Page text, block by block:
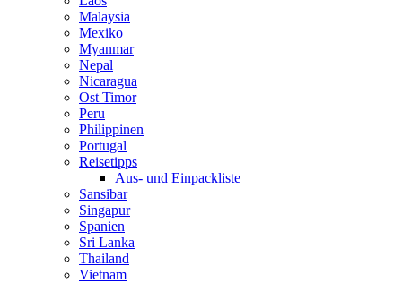
Malaysia
Mexiko
Myanmar
Nepal
Nicaragua
Ost Timor
Peru
Philippinen
Portugal
Reisetipps
Aus- und Einpackliste
Sansibar
Singapur
Spanien
Sri Lanka
Thailand
Vietnam